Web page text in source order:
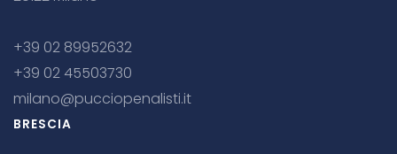
+39 02 89952632
+39 02 45503730
milano@pucciopenalisti.it
BRESCIA